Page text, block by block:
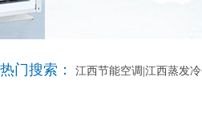
热门搜索： 江西节能空调|江西蒸发